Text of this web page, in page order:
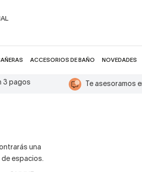
ACCESORIOS DE BAÑO NOVEDADES
3 pagos Te asesoramos
una
espacios.